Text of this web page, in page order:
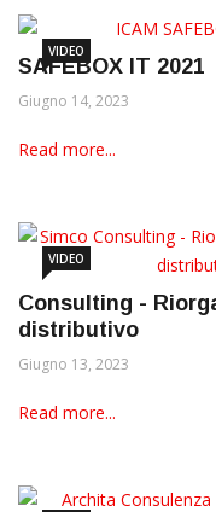
VIDEO
SAFEBOX IT 2021
Giugno 14, 2023
Read more...
VIDEO
Consulting -
distributivo
Giugno 13, 2023
Read more...